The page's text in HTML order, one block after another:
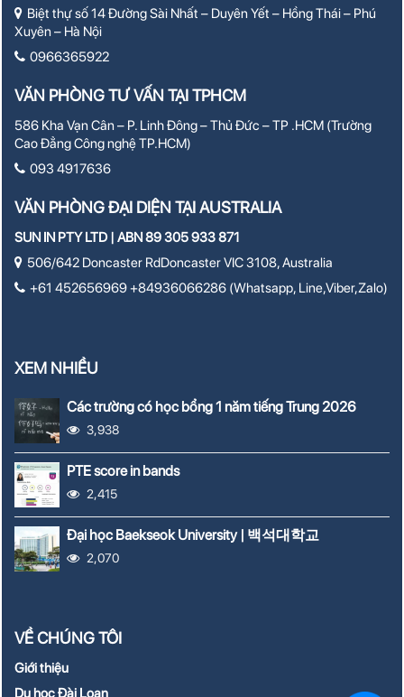
Biệt thự số 14 Đường Sài Nhất – Duyên Yết – Hồng Thái – Phú
Xuyên – Hà Nội
0966365922
VĂN PHÒNG TƯ VẤN TẠI TPHCM
586 Kha Vạn Cân – P. Linh Đông – Thủ Đức – TP .HCM (Trường
Cao Đẳng Công nghệ TP.HCM)
093 4917636
VĂN PHÒNG ĐẠI DIỆN TẠI AUSTRALIA
SUN IN PTY LTD | ABN 89 305 933 871
506/642 Doncaster RdDoncaster VIC 3108, Australia
+61 452656969 +84936066286 (Whatsapp, Line,Viber,Zalo)
XEM NHIỀU
Các trường có học bổng 1 năm tiếng Trung 2026
3,938
PTE score in bands
2,415
Đại học Baekseok University | 백석대학교
2,070
VỀ CHÚNG TÔI
Giới thiệu
Du học Đài Loan